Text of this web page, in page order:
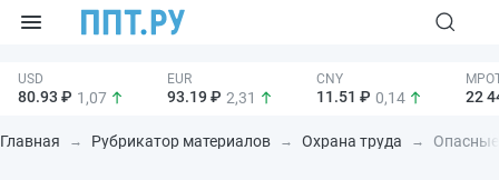
80.93 ₽ 1,07 93.19 ₽ 2,31 11.51 ₽ 0,14 22
Главная Рубрикатор материалов Охрана труда